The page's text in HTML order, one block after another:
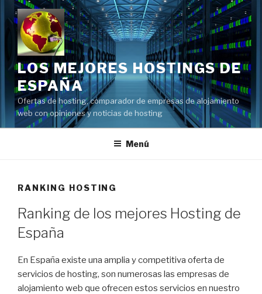
Saltar
contenido
LOS MEJORES HOSTINGS DE
ESPAÑA
Ofertas de hosting, comparador de empresas de alojamiento
web con opiniones y noticias de hosting
Menú
RANKING HOSTING
Ranking de los mejores Hosting de
España
En España existe una amplia y competitiva oferta de
servicios de hosting, son numerosas las empresas de
alojamiento web que ofrecen estos servicios en nuestro